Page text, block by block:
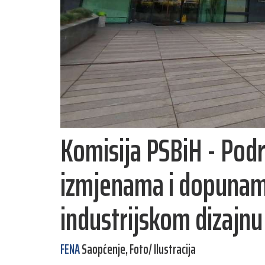
Komisija PSBiH -
izmjenama i
industrijskom dizajnu
FENASaopćenje, Foto/ Ilustracija